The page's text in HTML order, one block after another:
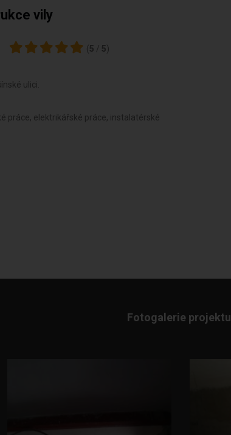
vily
( 5 / 5)
ulici.
práce, elektrikářské práce, instalatérské
Fotogalerie projektu